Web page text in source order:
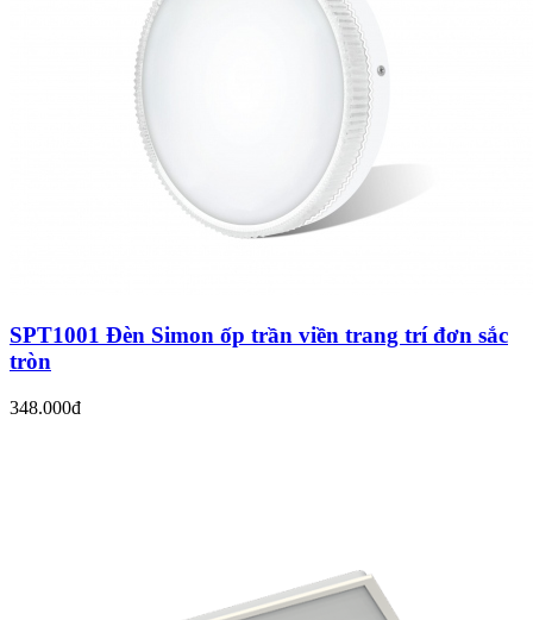
SPT1001 Đèn Simon ốp trần viền trang trí đơn sắc
tròn
348.000đ